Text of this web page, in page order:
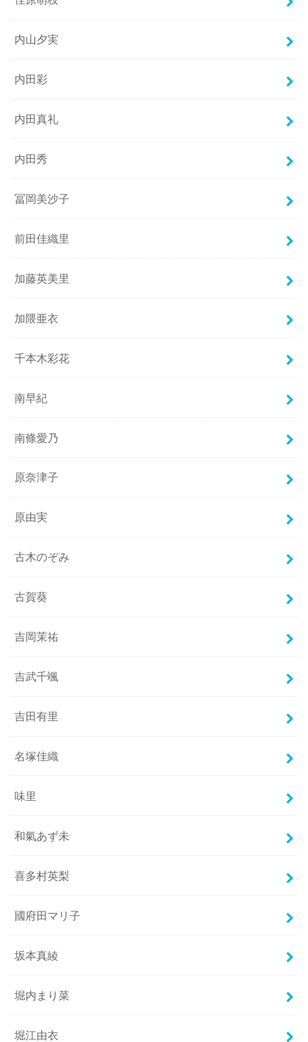
内山夕実
内田彩
内田真礼
内田秀
冨岡美沙子
前田佳織里
加藤英美里
加隈亜衣
千本木彩花
南早紀
南條愛乃
原奈津子
原由実
古木のぞみ
古賀葵
吉岡茉祐
吉武千颯
吉田有里
名塚佳織
味里
和氣あず未
喜多村英梨
國府田マリ子
坂本真綾
堀内まり菜
堀江由衣